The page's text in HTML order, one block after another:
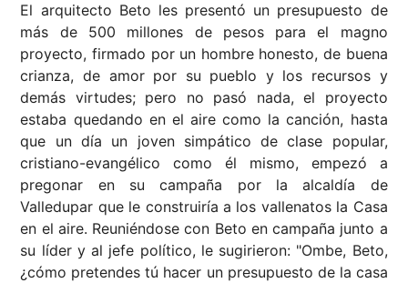
El arquitecto Beto les presentó un presupuesto de
más de 500 millones de pesos para el magno
proyecto, firmado por un hombre honesto, de buena
crianza, de amor por su pueblo y los recursos y
demás virtudes; pero no pasó nada, el proyecto
estaba quedando en el aire como la canción, hasta
que un día un joven simpático de clase popular,
cristiano-evangélico como él mismo, empezó a
pregonar en su campaña por la alcaldía de
Valledupar que le construiría a los vallenatos la Casa
en el aire. Reuniéndose con Beto en campaña junto a
su líder y al jefe político, le sugirieron: "Ombe, Beto,
¿cómo pretendes tú hacer un presupuesto de la casa